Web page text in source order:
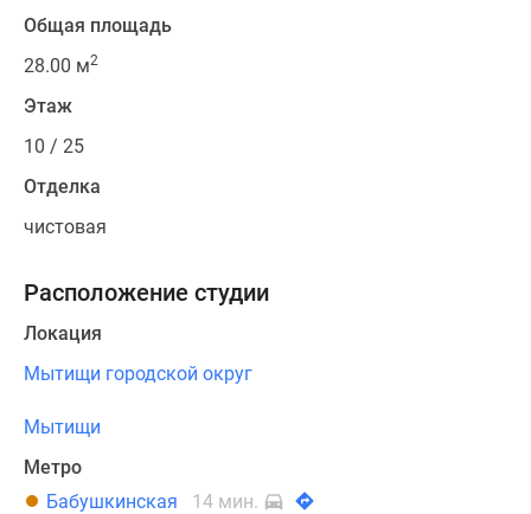
Общая площадь
28.00 м2
Этаж
10 / 25
Отделка
чистовая
Расположение студии
Локация
Мытищи городской округ
Мытищи
Метро
Бабушкинская
14 мин.